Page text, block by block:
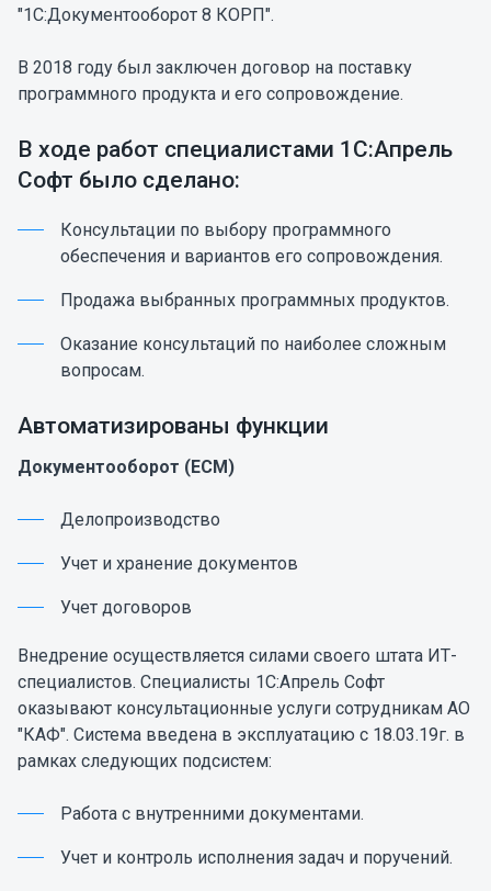
"1С:Документооборот 8 КОРП".
В 2018 году был заключен договор на поставку
программного продукта и его сопровождение.
В ходе работ специалистами 1С:Апрель
Софт было сделано:
Консультации по выбору программного
обеспечения и вариантов его сопровождения.
Продажа выбранных программных продуктов.
Оказание консультаций по наиболее сложным
вопросам.
Автоматизированы функции
Документооборот (ECM)
Делопроизводство
Учет и хранение документов
Учет договоров
Внедрение осуществляется силами своего штата ИТ-
специалистов. Специалисты 1C:Апрель Софт
оказывают консультационные услуги сотрудникам АО
"КАФ". Система введена в эксплуатацию с 18.03.19г. в
рамках следующих подсистем:
Работа с внутренними документами.
Учет и контроль исполнения задач и поручений.